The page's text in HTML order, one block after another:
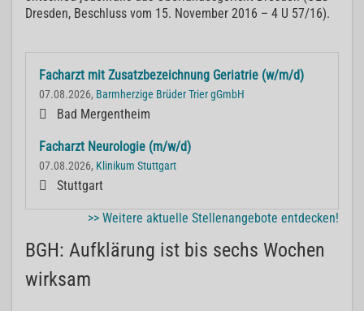
Dresden, Beschluss vom 15. November 2016 – 4 U 57/16).
Facharzt mit Zusatzbezeichnung Geriatrie (w/m/d)
07.08.2026, Barmherzige Brüder Trier gGmbH
Bad Mergentheim
Facharzt Neurologie (m/w/d)
07.08.2026, Klinikum Stuttgart
Stuttgart
>> Weitere aktuelle Stellenangebote entdecken!
BGH: Aufklärung ist bis sechs Wochen
wirksam